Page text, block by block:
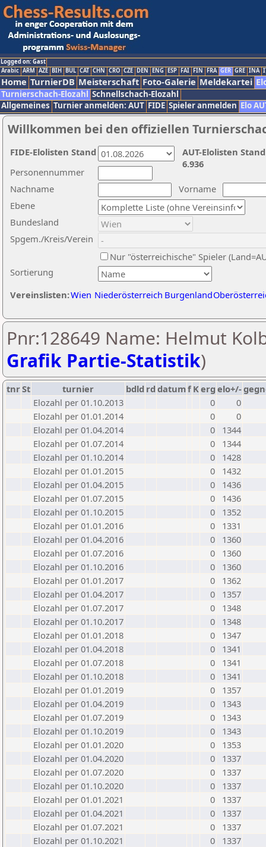
Logged on: Gast
Arabic ARM AZE BIH BUL CAT CHN CRO CZE DEN ENG ESP FAI FIN FRA GER GRE INA
Home TurnierDB Meisterschaft Foto-Galerie Meldekartei
Turnierschach-Elozahl Schnellschach-Elozahl
Allgemeines Turnier anmelden: AUT FIDE Spieler anmelden Elo
Willkommen bei den offiziellen
Nachname
Vorname
Ebene
Sortierung
Personennummer
Bundesland
Spgem./Kreis/Verein
Nur "österreichische" Spieler
Vereinslisten:Wien Niederösterreich Burgenland
AUT-Elolisten
6.936
FIDE-Elolisten Stand
Pnr:128649 Name: Helmut
Grafik Partie-Statistik)
tnrSt turnier bdld rd datumf Kerg elo+/-
Elozahl per 01.10.2013
0
0
Elozahl per 01.01.2014
0
0
Elozahl per 01.04.2014
0
1344
Elozahl per 01.07.2014
0
1344
Elozahl per 01.10.2014
0
1428
Elozahl per 01.01.2015
0
1432
Elozahl per 01.04.2015
0
1436
Elozahl per 01.07.2015
0
1436
Elozahl per 01.10.2015
0
1352
Elozahl per 01.01.2016
0
1331
Elozahl per 01.04.2016
0
1360
Elozahl per 01.07.2016
0
1360
Elozahl per 01.10.2016
0
1360
Elozahl per 01.01.2017
0
1362
Elozahl per 01.04.2017
0
1357
Elozahl per 01.07.2017
0
1348
Elozahl per 01.10.2017
0
1348
Elozahl per 01.01.2018
0
1347
Elozahl per 01.04.2018
0
1341
Elozahl per 01.07.2018
0
1341
Elozahl per 01.10.2018
0
1341
Elozahl per 01.01.2019
0
1357
Elozahl per 01.04.2019
0
1343
Elozahl per 01.07.2019
0
1343
Elozahl per 01.10.2019
0
1343
Elozahl per 01.01.2020
0
1353
Elozahl per 01.04.2020
0
1337
Elozahl per 01.07.2020
0
1337
Elozahl per 01.10.2020
0
1337
Elozahl per 01.01.2021
0
1337
Elozahl per 01.04.2021
0
1337
Elozahl per 01.07.2021
0
1337
Elozahl per 01.10.2021
0
1337